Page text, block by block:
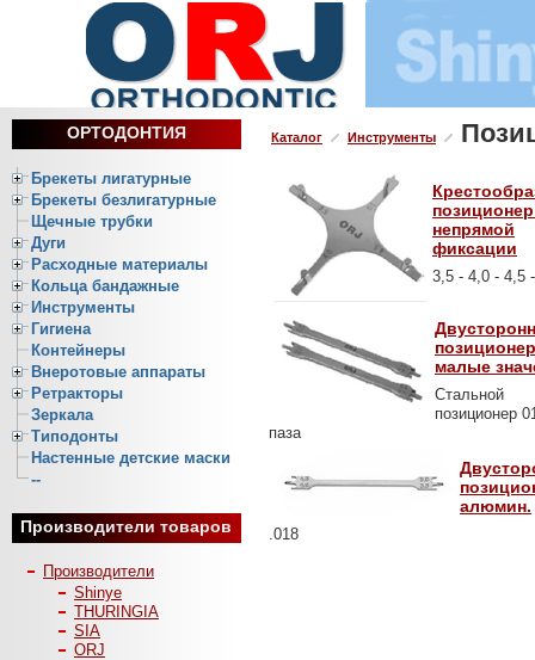
ОРТОДОНТИЯ
Брекеты лигатурные
Брекеты безлигатурные
Щечные трубки
Дуги
Расходные материалы
Кольца бандажные
Инструменты
Гигиена
Контейнеры
Внеротовые аппараты
Ретракторы
Зеркала
Типодонты
Настенные детские маски
--
Производители товаров
Производители
Shinye
THURINGIA
SIA
ORJ
Каталог Инструменты
непрямой
фиксации
3,5 - 4,0 - 4,5
малые
Стальной
позиционер
паза
алюмин.
.018